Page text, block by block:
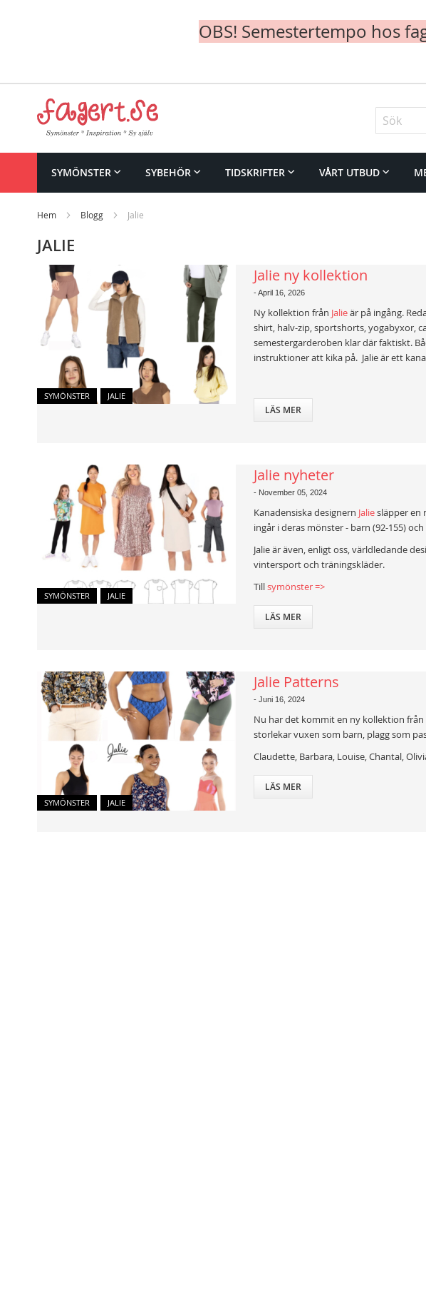
OBS! Semestertempo hos
Content
Sök
SYMÖNSTER SYBEHÖR TIDSKRIFTER VÅRT UTBUD
Hem Blogg Jalie
JALIE
SYMÖNSTER JALIE
Jalie ny kollektion
-April 16, 2026
Ny kollektion från Jalieär på ingång.
shirt, halv-zip, sportshorts, yogabyxor,
semestergarderoben klar där faktiskt.
instruktioner att kika på. Jalie är ett
LÄS MER
SYMÖNSTER JALIE
Jalie nyheter
- November 05, 2024
Kanadensiska designern Jaliesläpper en
ingår i deras mönster - barn (92-155)
Jalie är även, enligt oss, världledande
vintersport och träningskläder.
Tillsymönster =>
LÄS MER
SYMÖNSTER JALIE
Jalie Patterns
- Juni 16, 2024
Nu har det kommit en ny kollektion från
storlekar vuxen som barn, plagg som
Claudette, Barbara, Louise, Chantal,
LÄS MER